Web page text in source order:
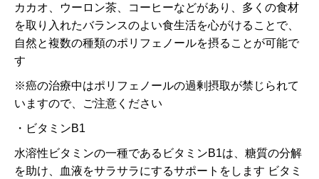
カカオ、ウーロン茶、コーヒーなどがあり、多くの食材
を取り入れたバランスのよい食生活を心がけることで、
自然と複数の種類のポリフェノールを摂ることが可能で
す
※癌の治療中はポリフェノールの過剰摂取が禁じられて
いますので、ご注意ください
・ビタミンB1
水溶性ビタミンの一種であるビタミンB1は、糖質の分解
を助け、血液をサラサラにするサポートをします ビタミ